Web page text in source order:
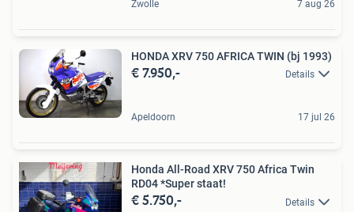
Zwolle 7 aug 26
HONDA XRV 750 AFRICA TWIN (bj 1993)
€ 7.950,- Details
Apeldoorn 17 jul 26
Honda All-Road XRV 750 Africa Twin
RD04 *Super staat!
€ 5.750,- Details